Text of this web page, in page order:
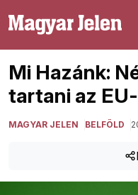
Mi Hazánk:
tartani az
MAGYAR JELEN BELFÖLD